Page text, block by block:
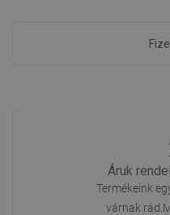
Áruk
Termékeink
várnak